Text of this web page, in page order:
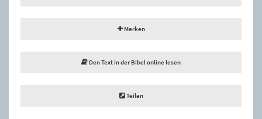
Merken
Den Text in der Bibel online lesen
Teilen